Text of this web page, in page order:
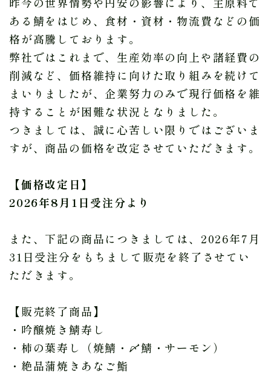
ある鯖をはじめ、食材・資材・物流費などの価
格が高騰しております。
弊社ではこれまで、生産効率の向上や諸経費の
削減など、価格維持に向けた取り組みを続けて
まいりましたが、企業努力のみで現行価格を維
持することが困難な状況となりました。
つきましては、誠に心苦しい限りではございま
すが、商品の価格を改定させていただきます。
【価格改定日】
2026年8月1日受注分より
また、下記の商品につきましては、2026年7月
31日受注分をもちまして販売を終了させてい
ただきます。
【販売終了商品】
・吟醸焼き鯖寿し
・柿の葉寿し（焼鯖・〆鯖・サーモン）
・絶品蒲焼きあなご鮨